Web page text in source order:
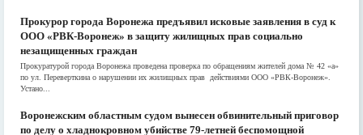
Прокурор города Воронежа предъявил исковые заявления в суд к
ООО «РВК-Воронеж» в защиту жилищных прав социально
незащищенных граждан
Прокуратурой города Воронежа проведена проверка по обращениям жителей дома № 42 «а»
по ул. Переверткина о нарушении их жилищных прав действиями ООО «РВК-Воронеж».
Устано...
Воронежским областным судом вынесен обвинительный приговор
по делу о хладнокровном убийстве 79-летней беспомощной